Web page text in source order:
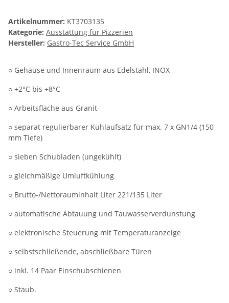
Artikelnummer: KT3703135
Kategorie: Ausstattung für Pizzerien
Hersteller: Gastro-Tec Service GmbH
○ Gehäuse und Innenraum aus Edelstahl, INOX
○ +2°C bis +8°C
○ Arbeitsfläche aus Granit
○ separat regulierbarer Kühlaufsatz für max. 7 x GN1/4 (150
mm Tiefe)
○ sieben Schubladen (ungekühlt)
○ gleichmäßige Umluftkühlung
○ Brutto-/Nettorauminhalt Liter 221/135 Liter
○ automatische Abtauung und Tauwasserverdunstung
○ elektronische Steuerung mit Temperaturanzeige
○ selbstschließende, abschließbare Türen
○ inkl. 14 Paar Einschubschienen
○ Staub.